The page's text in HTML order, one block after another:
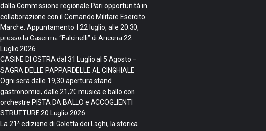
dalla Commissione regionale Pari opportunità in
collaborazione con il Comando Militare Esercito
Marche. Appuntamento il 22 luglio, alle 20.30,
presso la Caserma “Falcinelli” di Ancona22
Luglio 2026
CASINE DI OSTRA dal 31 Luglio al 5 Agosto –
SAGRA DELLE PAPPARDELLE AL CINGHIALE
Ogni sera dalle 19,30 apertura stand
gastronomici, dalle 21,20 musica e ballo con
orchestre PISTA DA BALLO e ACCOGLIENTI
STRUTTURE 20 Luglio 2026
La 21^ edizione di Goletta dei Laghi, la storica